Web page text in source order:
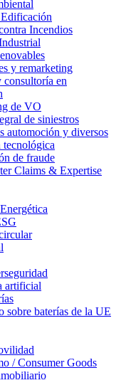
Incendios
y remarketing
en
de VO
de siniestros
automoción y diversos
de fraude
Claims & Expertise
artificial
sobre baterías de la UE
/ Consumer Goods